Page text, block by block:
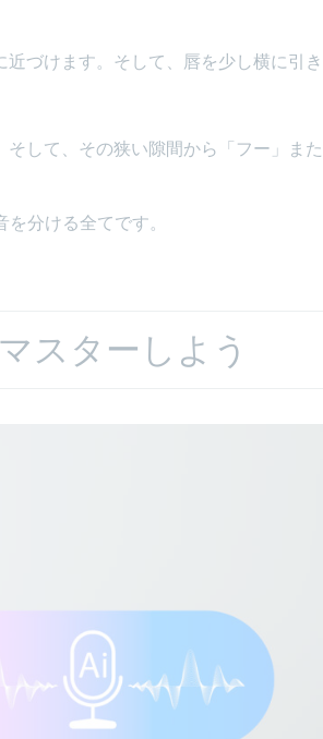
づけます。そして、唇を少し横に引
して、その狭い隙間から「フー」ま
分ける全てです。
スターしよう